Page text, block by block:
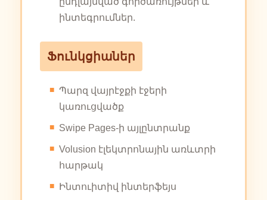
ինտեգրումներ.
Ֆունկցիաներ
Պարզ վայրէջքի էջերի
կառուցվածք
Swipe Pages-ի այլընտրանք
Volusion էլեկտրոնային առևտրի
հարթակ
Ինտուիտիվ ինտերֆեյս